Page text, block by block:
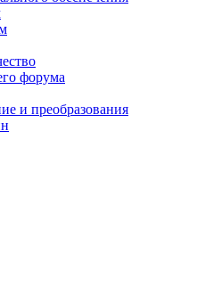
форума
и преобразования